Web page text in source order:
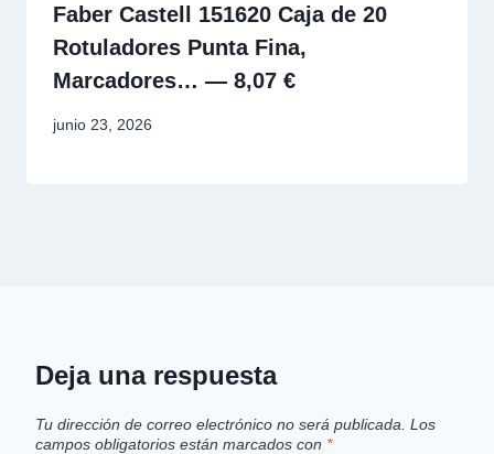
Faber Castell 151620 Caja de 20
Rotuladores Punta Fina,
Marcadores… — 8,07 €
junio 23, 2026
Deja una respuesta
Tu dirección de correo electrónico no será publicada. Los
campos obligatorios están marcados con *